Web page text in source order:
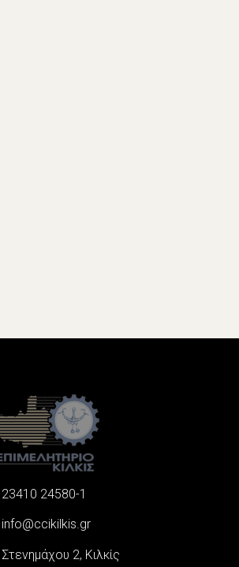
23410 24580-1
info@ccikilkis.gr
Στενημάχου 2, Κιλκίς